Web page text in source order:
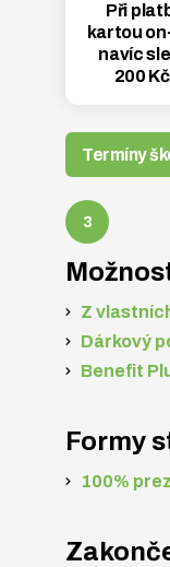
Při
kartou
navíc
200 Kč
Termíny
Z
Dárkový
Benefit
Formy
100%